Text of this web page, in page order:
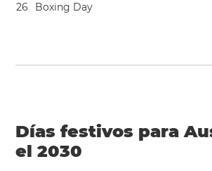
26 Boxing Day
Días festivos para
el 2030